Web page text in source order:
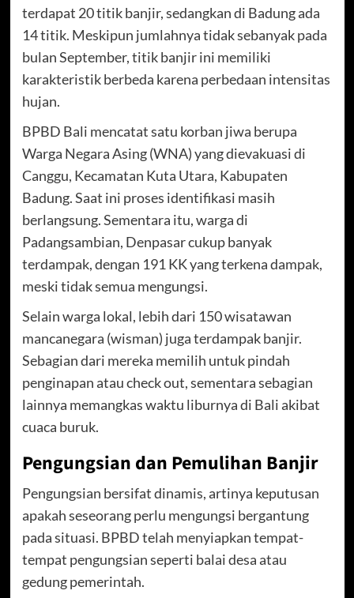
terdapat 20 titik banjir, sedangkan di Badung ada
14 titik. Meskipun jumlahnya tidak sebanyak pada
bulan September, titik banjir ini memiliki
karakteristik berbeda karena perbedaan intensitas
hujan.
BPBD Bali mencatat satu korban jiwa berupa
Warga Negara Asing (WNA) yang dievakuasi di
Canggu, Kecamatan Kuta Utara, Kabupaten
Badung. Saat ini proses identifikasi masih
berlangsung. Sementara itu, warga di
Padangsambian, Denpasar cukup banyak
terdampak, dengan 191 KK yang terkena dampak,
meski tidak semua mengungsi.
Selain warga lokal, lebih dari 150 wisatawan
mancanegara (wisman) juga terdampak banjir.
Sebagian dari mereka memilih untuk pindah
penginapan atau check out, sementara sebagian
lainnya memangkas waktu liburnya di Bali akibat
cuaca buruk.
Pengungsian dan Pemulihan Banjir
Pengungsian bersifat dinamis, artinya keputusan
apakah seseorang perlu mengungsi bergantung
pada situasi. BPBD telah menyiapkan tempat-
tempat pengungsian seperti balai desa atau
gedung pemerintah.